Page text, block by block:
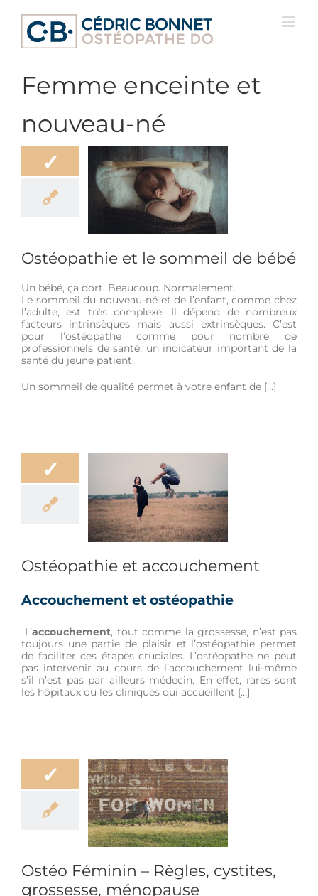
contenu
Femme enceinte et
nouveau-né
✓
de bébé
Ostéopathie et le sommeil de bébé
Un bébé, ça dort. Beaucoup. Normalement.
Le sommeil du nouveau-né et de l’enfant, comme chez
l’adulte, est très complexe. Il dépend de nombreux
facteurs intrinsèques mais aussi extrinsèques. C’est
pour l’ostéopathe comme pour nombre de
professionnels de santé, un indicateur important de la
santé du jeune patient.
Un sommeil de qualité permet à votre enfant de […]
✓
Ostéopathie et accouchement
Accouchement et ostéopathie
L’accouchement, tout comme la grossesse, n’est pas
toujours une partie de plaisir et l’ostéopathie permet
de faciliter ces étapes cruciales. L’ostéopathe ne peut
pas intervenir au cours de l’accouchement lui-même
s’il n’est pas par ailleurs médecin. En effet, rares sont
les hôpitaux ou les cliniques qui accueillent […]
✓
grossesse,
Ostéo Féminin – Règles, cystites,
grossesse, ménopause